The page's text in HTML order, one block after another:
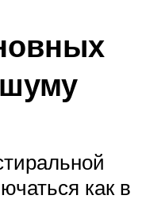
как в